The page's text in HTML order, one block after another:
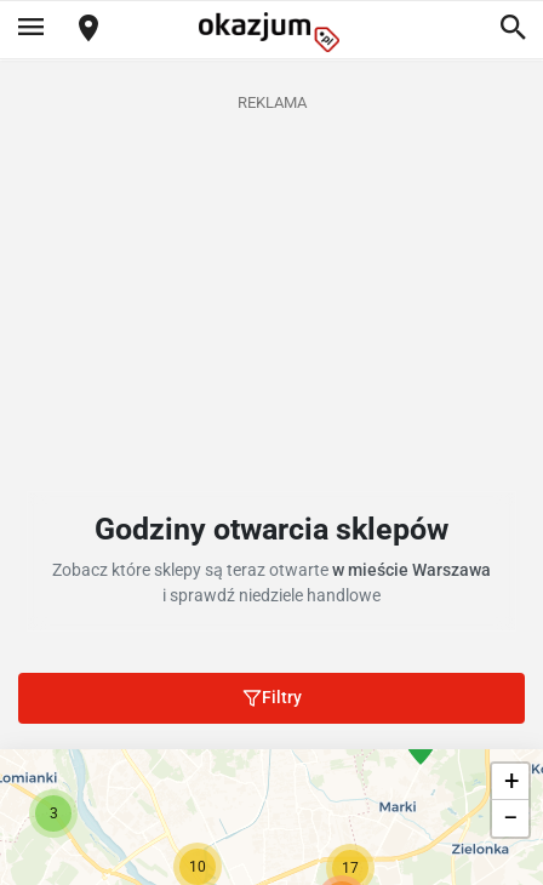
REKLAMA
Godziny otwarcia sklepów
Zobacz które sklepy są teraz otwartew mieście Warszawa
i sprawdź niedziele handlowe
Filtry
17
10
3
+
−